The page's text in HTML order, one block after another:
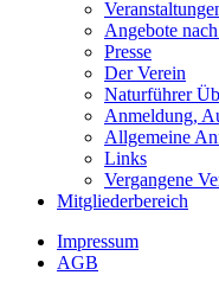
Angebote
Presse
Der Verein
Naturführer
Anmeldung,
Allgemeine
Links
Vergangene
Mitgliederbereich
Impressum
AGB